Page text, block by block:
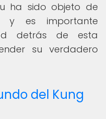
ha sido objeto de
y es importante
detrás de esta
su verdadero
del Kung